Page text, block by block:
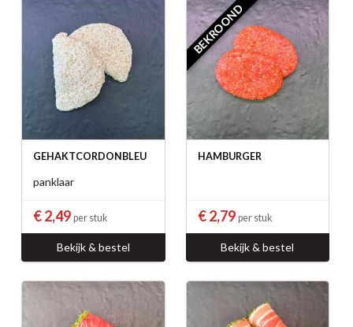
GEHAKTCORDONBLEU
panklaar
€ 2,49 per stuk
Bekijk & bestel
BEKROOND
HAMBURGER
€ 2,79 per stuk
Bekijk & bestel